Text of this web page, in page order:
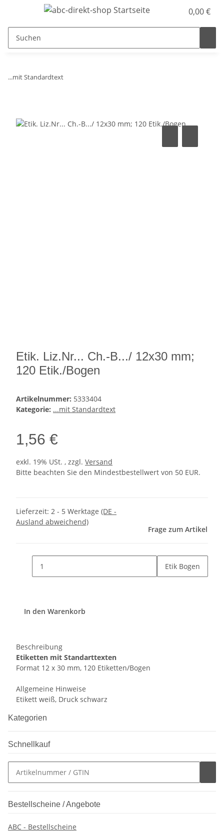
0,00 €
...mit Standardtext
Etik. Liz.Nr... Ch.-B.../ 12x30 mm;
120 Etik./Bogen
Artikelnummer: 5333404
Kategorie: ...mit Standardtext
1,56 €
exkl. 19% USt. , zzgl. Versand
Bitte beachten Sie den Mindestbestellwert von 50 EUR.
Lieferzeit: 2 - 5 Werktage (DE -
Ausland abweichend)
Frage zum Artikel
Etik Bogen
In den Warenkorb
Beschreibung
Etiketten mit Standarttexten
Format 12 x 30 mm, 120 Etiketten/Bogen
Allgemeine Hinweise
Etikett weiß, Druck schwarz
Kategorien
Schnellkauf
Bestellscheine / Angebote
ABC - Bestellscheine